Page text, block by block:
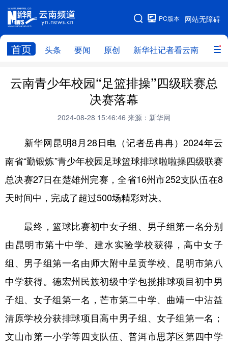
网站无障碍
PC版本
首页 头条 要闻 原创 新华社记者看云南 政务
网站地图
头条 云南要闻 本网原创
政务
云南省领导报道集
教育
州市
社会
图片
经济 服务 云南故事
云南青年说 趣看文物
云南青少年校园“足篮排操”四级联赛总
决赛落幕
2024-08-28 15:46:46 来源：新华网
新华网昆明8月28日电（记者岳冉冉）2024年云
南省“勤锻炼”青少年校园足球篮球排球啦啦操四级联赛
总决赛27日在楚雄州完赛，全省16州市252支队伍在8
天时间中，完成了超过500场精彩对决。
最终，篮球比赛初中女子组、男子组第一名分别
由昆明市第十中学、建水实验学校获得，高中女子
组、男子组第一名由师大附中呈贡学校、昆明市第八
中学获得。德宏州民族初级中学包揽排球项目初中男
子组、女子组第一名，芒市第二中学、曲靖一中沾益
清原学校分获排球项目高中男子组、女子组第一名；
文山市第一小学等四支队伍、普洱市思茅区第四中学